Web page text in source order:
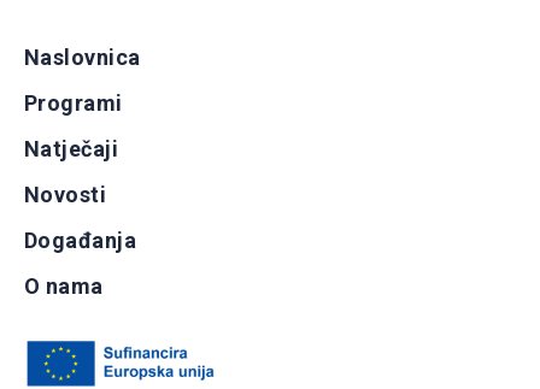
Naslovnica
Programi
Natječaji
Novosti
Događanja
O nama